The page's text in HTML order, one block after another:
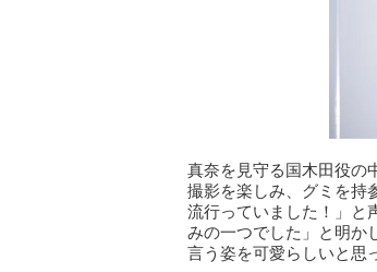
真奈を見守る国木田役の
撮影を楽しみ、グミを持
流行っていました！」と
みの一つでした」と明か
言う姿を可愛らしいと思